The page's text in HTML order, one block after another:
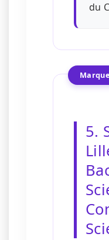
du
5.